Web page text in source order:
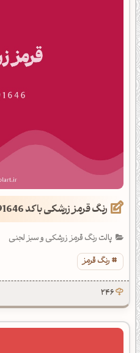
رنگ قرمز زرشکی با کد B91646
پالت رنگ قرمز زرشکی و سبز لجنی
رنگ قرمز
246